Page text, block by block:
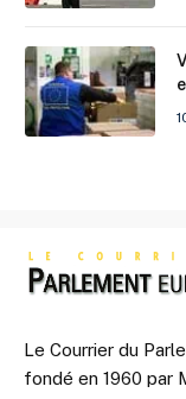
Le Courrier du
fondé en 1960 par